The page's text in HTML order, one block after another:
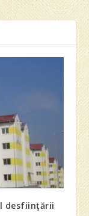
desfiinţării